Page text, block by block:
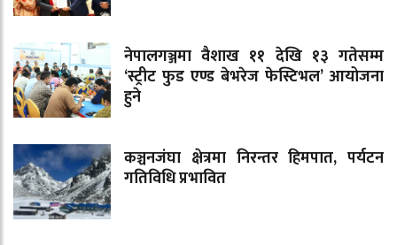
नेपालगञ्जमा वैशाख ११ देखि १३ गतेसम्म
‘स्ट्रीट फुड एण्ड बेभरेज फेस्टिभल’ आयोजना
हुने
कञ्चनजंघा क्षेत्रमा निरन्तर हिमपात, पर्यटन
गतिविधि प्रभावित